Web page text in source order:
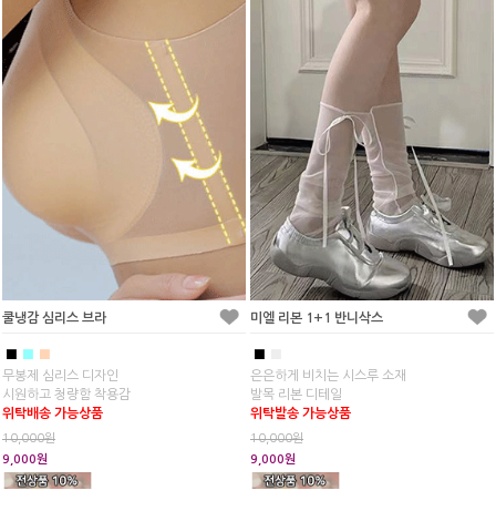
쿨냉감 심리스 브라
■
무봉제 심리스 디자인
시원하고 청량함 착용감
위탁배송 가능상품
10,000원
9,000원
미엘 리본 1+1 반니삭스
■
은은하게 비치는 시스루 소재
발목 리본 디테일
위탁발송 가능상품
10,000원
9,000원